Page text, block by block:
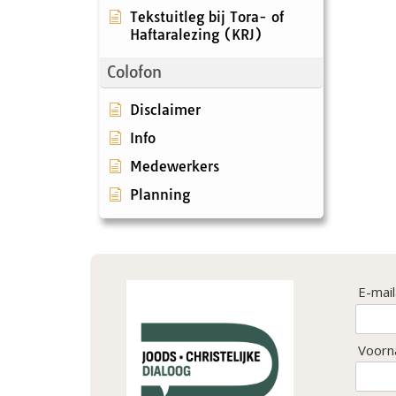
Tekstuitleg bij Tora- of
Haftaralezing (KRJ)
Colofon
Disclaimer
Info
Medewerkers
Planning
E-